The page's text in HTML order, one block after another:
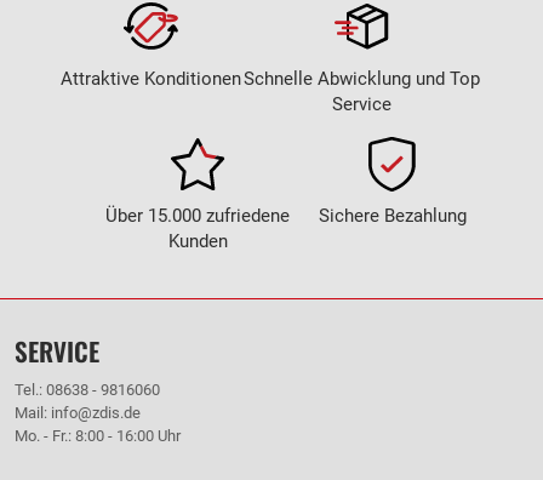
Attraktive KonditionenSchnelle Abwicklung und Top
Service
Über 15.000 zufriedene
Kunden
Sichere Bezahlung
SERVICE
Tel.: 08638 - 9816060
Mail: info@zdis.de
Mo. - Fr.: 8:00 - 16:00 Uhr